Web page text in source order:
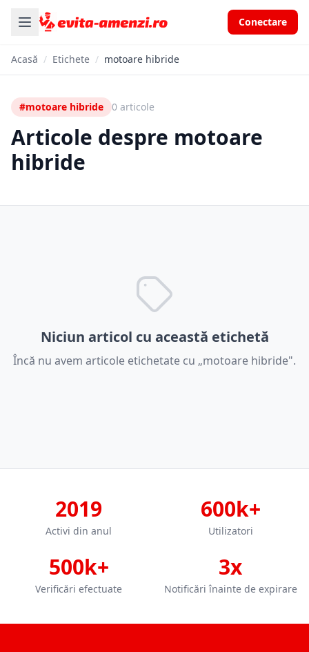
Conectare
Acasă / Etichete / motoare hibride
#motoare hibride 0 articole
Articole despre motoare
hibride
Niciun articol cu această etichetă
Încă nu avem articole etichetate cu „motoare hibride".
2019
Activi din anul
600k+
Utilizatori
500k+
Verificări efectuate
3x
Notificări înainte de expirare